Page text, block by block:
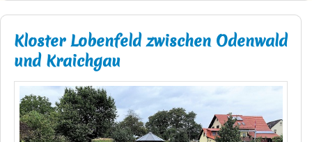
Kloster Lobenfeld zwischen Odenwald
und Kraichgau